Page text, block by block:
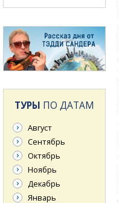
ТУРЫ ПО ДАТАМ
Август
Сентябрь
Октябрь
Ноябрь
Декабрь
Январь